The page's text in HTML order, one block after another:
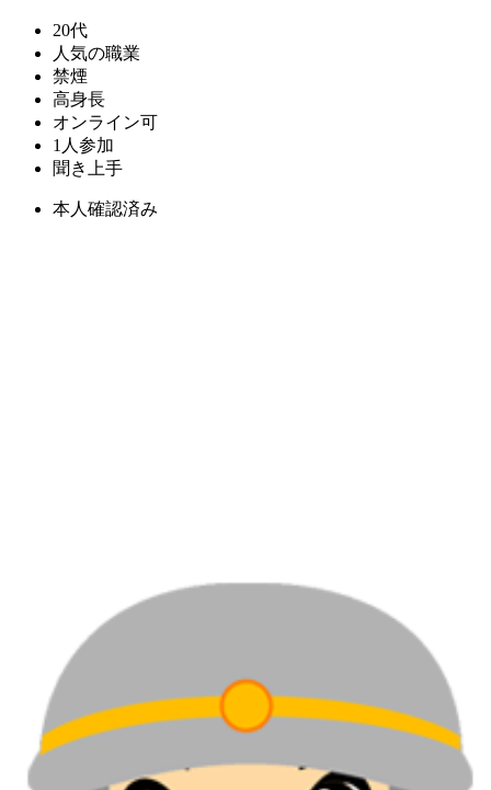
20代
人気の職業
禁煙
高身長
オンライン可
1人参加
聞き上手
本人確認済み